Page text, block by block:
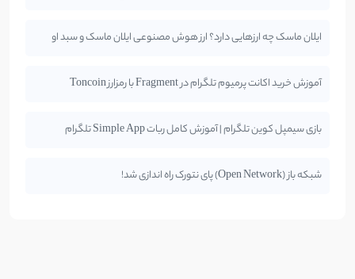
ایلان ماسک چه ارزهایی دارد؟ ارز هوش مصنوعی ایلان ماسک و سبد او
آموزش خرید اکانت پرمیوم تلگرام در Fragment با رمزارز Toncoin
بازی سیمپل کوین تلگرام | آموزش کامل ربات Simple App تلگرام
شبکه باز (Open Network) پای نتورک راه اندازی شد!